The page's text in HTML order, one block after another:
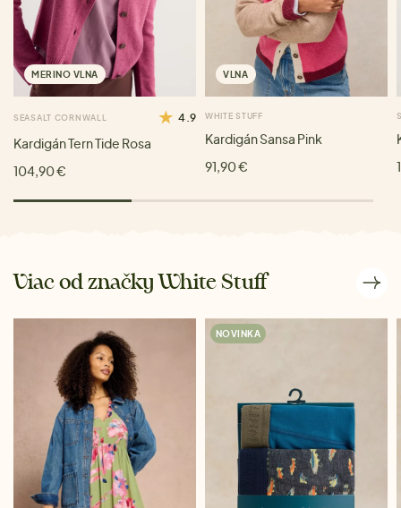
MERINO VLNA
SEASALT CORNWALL 4.9
Kardigán Tern Tide Rosa
104,90 €
VLNA
WHITE STUFF
Kardigán Sansa Pink
91,90 €
Viac od značky White Stuff
NOVINKA